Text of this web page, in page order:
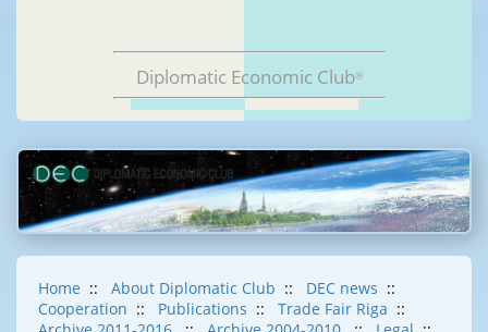
Diplomatic Economic Club®
Home :: About Diplomatic Club :: DEC news ::
Cooperation :: Publications :: Trade Fair Riga ::